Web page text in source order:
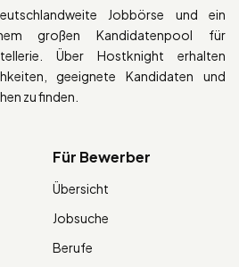
Jobbörse und ein
großen Kandidatenpool für
Über Hostknight erhalten
geeignete Kandidaten und
zu finden.
Für Bewerber
Übersicht
Jobsuche
Berufe